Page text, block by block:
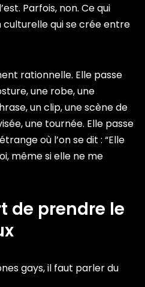
Parfois, non. Ce qui
qui se crée entre
rationnelle. Elle passe
une robe, une
un clip, une scène de
une tournée. Elle passe
où l’on se dit : “Elle
même si elle ne me
de prendre le
gays, il faut parler du